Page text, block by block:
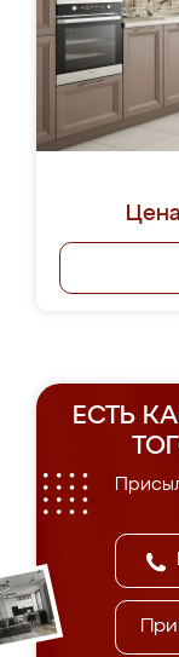
ЕСТЬ